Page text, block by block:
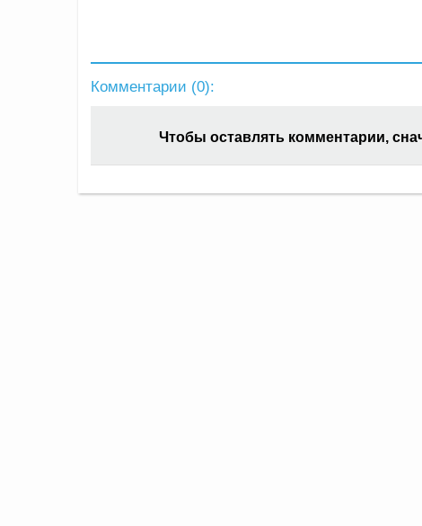
Комментарии (0):
Чтобы оставлять комментарии,